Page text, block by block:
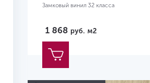
Замковый винил 32 класса
1 868 руб. м2